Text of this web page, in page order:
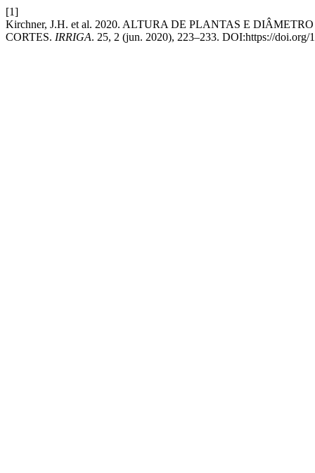
[1]
Kirchner, J.H. et al. 2020. ALTURA DE PLANTAS E
CORTES. IRRIGA. 25, 2 (jun. 2020), 223–233. DOI:https://